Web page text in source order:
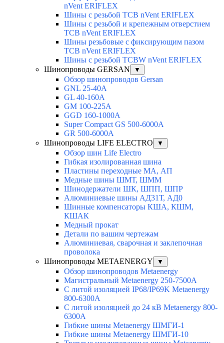
nVent ERIFLEX
Шины с резьбой TCB nVent ERIFLEX
Шины с резьбой и крепежным отверстием
TCB nVent ERIFLEX
Шины резьбовые с фиксирующим пазом
TCB nVent ERIFLEX
Шины с резьбой TCBW nVent ERIFLEX
Шинопроводы GERSAN
▼
Обзор шинопроводов Gersan
GNL 25-40A
GL 40-160A
GM 100-225A
GGD 160-1000A
Super Compact GS 500-6000A
GR 500-6000A
Шинопроводы LIFE ELECTRO
▼
Обзор шин Life Electro
Гибкая изолированная шина
Пластины переходные МА, АП
Медные шины ШМТ, ШММ
Шинодержатели ШК, ШПП, ШПР
Алюминиевые шины АД31Т, АД0
Шинные компенсаторы КША, КШМ,
КШАК
Медный прокат
Детали по вашим чертежам
Алюминиевая, cварочная и заклепочная
проволока
Шинопроводы METAENERGY
▼
Обзор шинопроводов Metaenergy
Магистральный Metaenergy 250-7500A
С литой изоляцией IP68/IP69K Metaenergy
800-6300A
С литой изоляцией до 24 кВ Metaenergy 800-
6300A
Гибкие шины Metaenergy ШМГИ-1
Гибкие шины Metaenergy ШМГИ-10